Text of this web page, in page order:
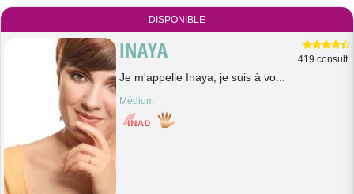
DISPONIBLE
INAYA 419 consult.
Je m'appelle Inaya, je suis à vo...
Médium